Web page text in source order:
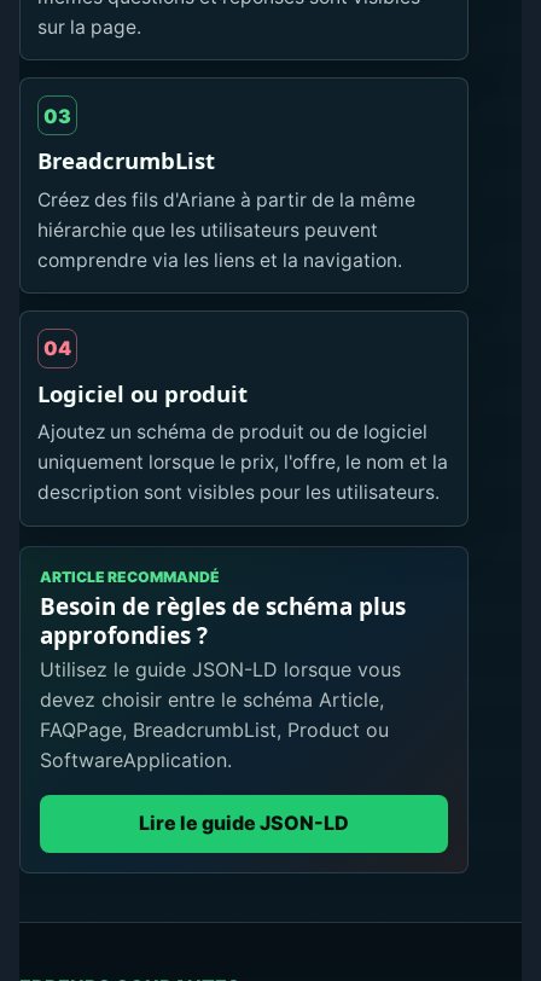
sur la page.
03
BreadcrumbList
Créez des fils d'Ariane à partir de la même
hiérarchie que les utilisateurs peuvent
comprendre via les liens et la navigation.
04
Logiciel ou produit
Ajoutez un schéma de produit ou de logiciel
uniquement lorsque le prix, l'offre, le nom et la
description sont visibles pour les utilisateurs.
ARTICLE RECOMMANDÉ
Besoin de règles de schéma plus
approfondies ?
Utilisez le guide JSON-LD lorsque vous
devez choisir entre le schéma Article,
FAQPage, BreadcrumbList, Product ou
SoftwareApplication.
Lire le guide JSON-LD